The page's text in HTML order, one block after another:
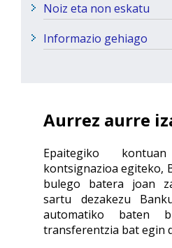
Noiz eta non eskatu
Informazio gehiago
Aurrez aurre
Epaitegiko
kontsignazioa egiteko,
bulego batera joan
sartu dezakezu
automatiko baten
transferentzia bat egin